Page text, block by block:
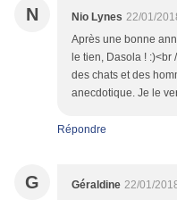
N Nio Lynes 22/01/
Après une bonne
le tien, Dasola ! :)<br
des chats et des
anecdotique. Je le
Répondre
G Géraldine 22/01/